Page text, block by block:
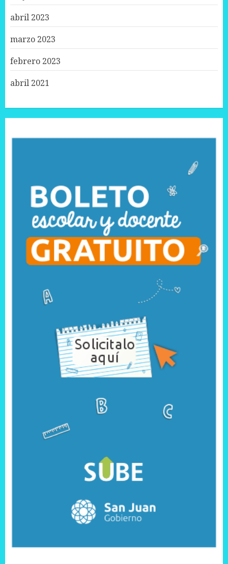
abril 2023
marzo 2023
febrero 2023
abril 2021